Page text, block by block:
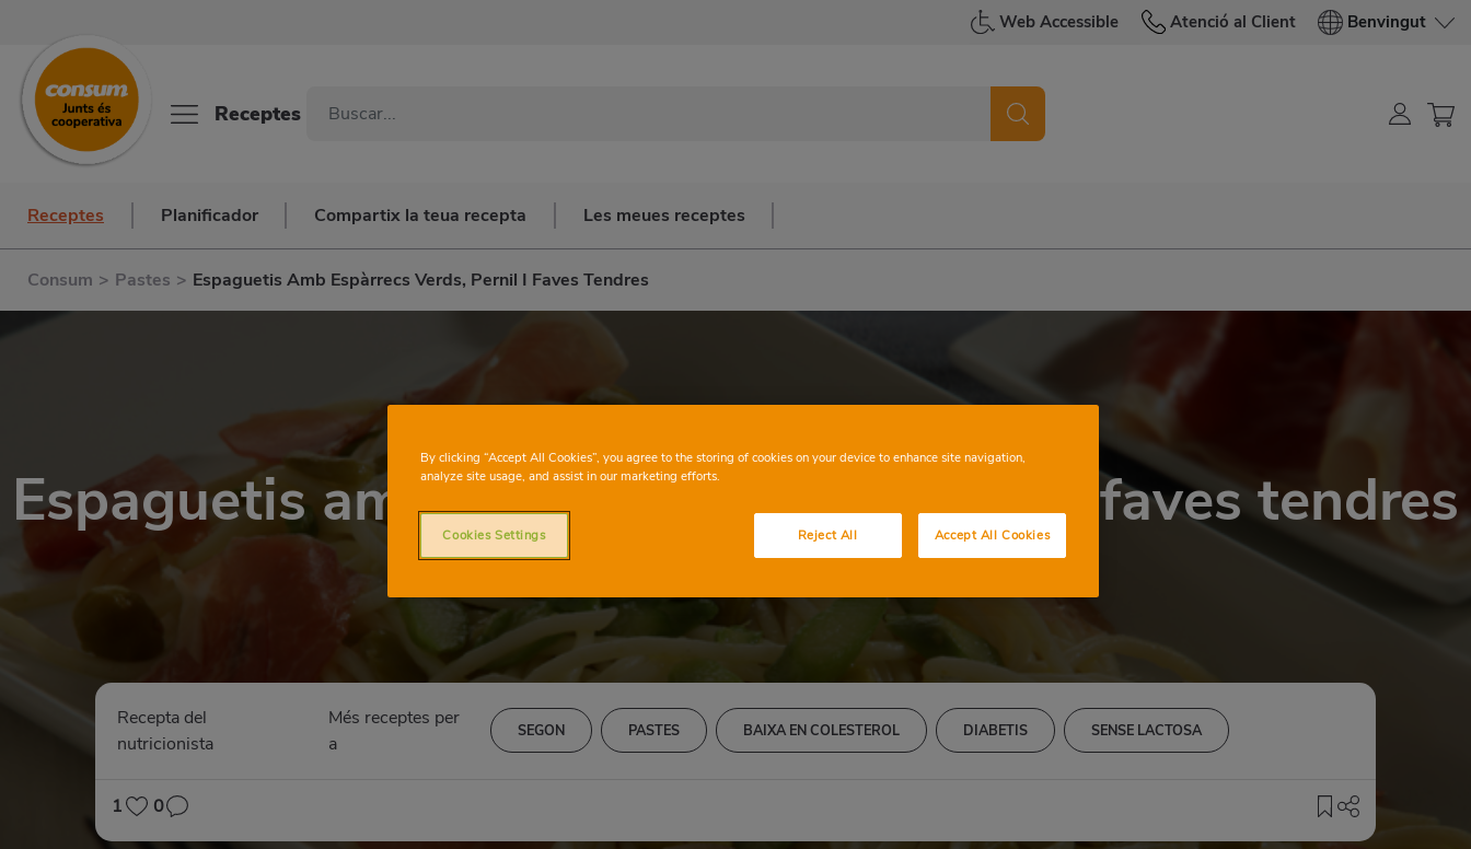
Web Accessible Atenció al Client Benvingut
Receptes
Receptes Planificador Compartix la teua recepta Les meues receptes
Consum > Pastes > Espaguetis Amb Espàrrecs Verds, Pernil I Faves Tendres
Espaguetis amb espàrrecs verds, pernil i faves tendres
Recepta del
nutricionista
Més receptes per
a
SEGON PASTES BAIXA EN COLESTEROL DIABETIS SENSE LACTOSA
1 0
By clicking “Accept All Cookies”, you agree to the storing of cookies on your device to enhance site navigation,
analyze site usage, and assist in our marketing efforts.
Reject All Accept All Cookies
Cookies Settings